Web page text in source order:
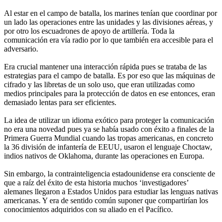
Al estar en el campo de batalla, los marines tenían que coordinar por
un lado las operaciones entre las unidades y las divisiones aéreas, y
por otro los escuadrones de apoyo de artillería. Toda la
comunicación era vía radio por lo que también era accesible para el
adversario.
Era crucial mantener una interacción rápida pues se trataba de las
estrategias para el campo de batalla. Es por eso que las máquinas de
cifrado y las libretas de un solo uso, que eran utilizadas como
medios principales para la protección de datos en ese entonces, eran
demasiado lentas para ser eficientes.
La idea de utilizar un idioma exótico para proteger la comunicación
no era una novedad pues ya se había usado con éxito a finales de la
Primera Guerra Mundial cuando las tropas americanas, en concreto
la 36 división de infantería de EEUU, usaron el lenguaje Choctaw,
indios nativos de Oklahoma, durante las operaciones en Europa.
Sin embargo, la contrainteligencia estadounidense era consciente de
que a raíz del éxito de esta historia muchos ‘investigadores’
alemanes llegaron a Estados Unidos para estudiar las lenguas nativas
americanas. Y era de sentido común suponer que compartirían los
conocimientos adquiridos con su aliado en el Pacífico.